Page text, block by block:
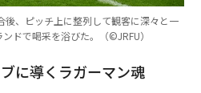
後、ピッチ上に整列して観客に深々と一
ドで喝采を浴びた。（©︎JRFU）
に導くラガーマン魂